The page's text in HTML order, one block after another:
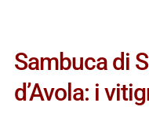
Sambuca di
d’Avola: i